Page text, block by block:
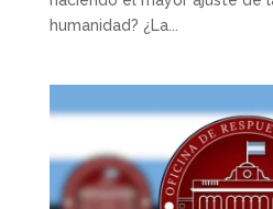
humanidad? ¿La...